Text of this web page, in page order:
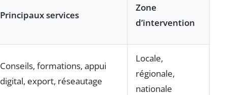
Principaux services
Zone
d’intervention
Conseils, formations, appui
digital, export, réseautage
Locale,
régionale,
nationale